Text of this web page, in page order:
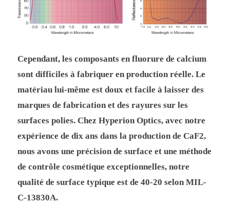
Cependant, les composants en fluorure de calcium
sont difficiles à fabriquer en production réelle. Le
matériau lui-même est doux et facile à laisser des
marques de fabrication et des rayures sur les
surfaces polies. Chez Hyperion Optics, avec notre
expérience de dix ans dans la production de CaF2,
nous avons une précision de surface et une méthode
de contrôle cosmétique exceptionnelles, notre
qualité de surface typique est de 40-20 selon MIL-
C-13830A.